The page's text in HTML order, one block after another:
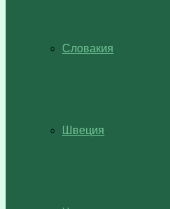
Словакия
Швеция